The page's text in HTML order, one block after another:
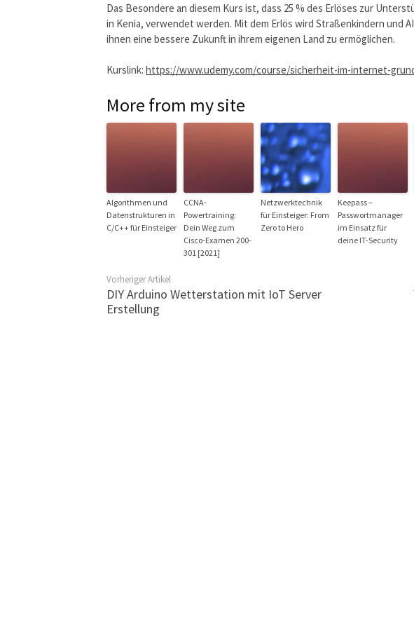
Das Besondere an diesem Kurs ist, dass 25 % des Erlöses zur
in Kenia, verwendet werden. Mit dem Erlös wird Straßenkindern und
ihnen eine bessere Zukunft in ihrem eigenen Land zu ermöglichen.
Kurslink: https://www.udemy.com/course/sicherheit-im-internet-
More from my site
Algorithmen und
Datenstrukturen in
C/C++ für Einsteiger
CCNA-
Powertraining:
Dein Weg zum
Cisco-Examen 200-
301 [2021]
Netzwerktechnik
für Einsteiger: From
Zero to Hero
Keepass –
Passwortmanager
im Einsatz für
deine IT-Security
Vorheriger Artikel
DIY Arduino Wetterstation mit IoT Server
Erstellung